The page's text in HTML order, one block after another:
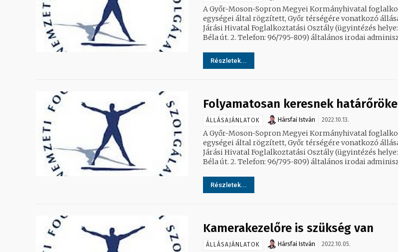
A Győr-Moson-Sopron Megyei Kormányhivatal
egységei által rögzített, Győr térségére vonatkozó
Járási Hivatal Foglalkoztatási Osztály (ügyintézés
Béla út. 2. Telefon: 96/795-809) általános
Részletek...
Folyamatosan keresnek
ÁLLÁSAJÁNLATOK Hársfai István 2022.10.13.
A Győr-Moson-Sopron Megyei Kormányhivatal
egységei által rögzített, Győr térségére vonatkozó
Járási Hivatal Foglalkoztatási Osztály (ügyintézés
Béla út. 2. Telefon: 96/795-809) általános
Részletek...
Kamerakezelőre is szükség van
ÁLLÁSAJÁNLATOK Hársfai István 2022.10.05.